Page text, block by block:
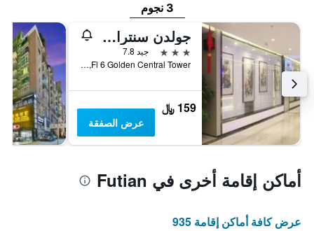
3 نجوم
جولدن سنترال هوتل شينزين
3 نجوم
جيد 7.8
Fl 6 Golden Central Tower, شينزهين, الصين
159 ﷼
عرض الصفقة
أماكن إقامة أخرى في Futian
عرض كافة أماكن إقامة 935